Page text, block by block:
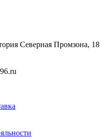
Северная Промзона, 18